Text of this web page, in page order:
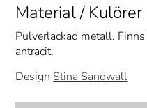
Material / Kulörer
Pulverlackad metall.
antracit.
Design Stina Sandwall